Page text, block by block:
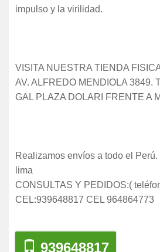
impulso y la virilidad.
VISITA NUESTRA TIENDA
AV. ALFREDO MENDIOLA 3849.
GAL PLAZA DOLARI FRENTE A
Realizamos envíos a todo el
lima
CONSULTAS Y PEDIDOS:(
CEL:939648817 CEL 964864773
939648817